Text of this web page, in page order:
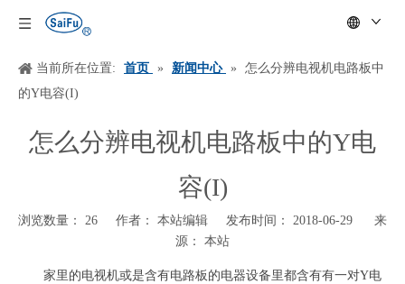
当前所在位置: 首页 » 新闻中心 »
怎么分辨电视机电路板中
的Y电容(I)
怎么分辨电视机电路板中的Y电
容(I)
浏览数量： 26 作者： 本站编辑 发布时间： 2018-06-29 来
源： 本站
["wechat","weibo","qzone","douban","email"]
家里的电视机或是含有电路板的电器设备里都含有有一对Y电